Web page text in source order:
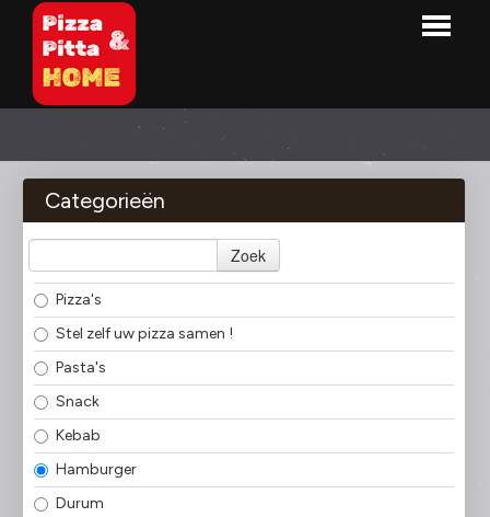
BESTELLEN
MENU
OVER ONS
LOGIN
CONTACT
Categorieën
Zoek
Pizza's
Stel zelf uw pizza samen !
Pasta's
Snack
Kebab
Hamburger
Durum